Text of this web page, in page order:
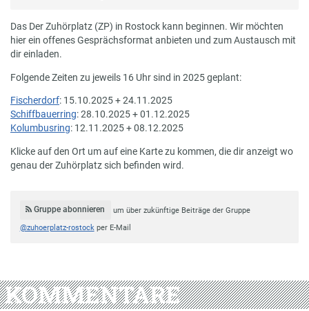
Das Der Zuhörplatz (ZP) in Rostock kann beginnen. Wir möchten
hier ein offenes Gesprächsformat anbieten und zum Austausch mit
dir einladen.
Folgende Zeiten zu jeweils 16 Uhr sind in 2025 geplant:
Fischerdorf: 15.10.2025 + 24.11.2025
Schiffbauerring: 28.10.2025 + 01.12.2025
Kolumbusring: 12.11.2025 + 08.12.2025
Klicke auf den Ort um auf eine Karte zu kommen, die dir anzeigt wo
genau der Zuhörplatz sich befinden wird.
Gruppe abonnieren
um über zukünftige Beiträge der Gruppe
@zuhoerplatz-rostockper E-Mail
KOMMENTARE